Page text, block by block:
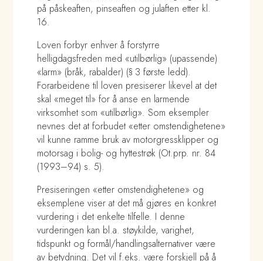
på påskeaften, pinseaften og julaften etter kl.
16.
Loven forbyr enhver å forstyrre
helligdagsfreden med «utilbørlig» (upassende)
«larm» (bråk, rabalder) (§ 3 første ledd).
Forarbeidene til loven presiserer likevel at det
skal «meget til» for å anse en larmende
virksomhet som «utilbørlig». Som eksempler
nevnes det at forbudet «etter omstendighetene»
vil kunne ramme bruk av motorgressklipper og
motorsag i bolig- og hyttestrøk (Ot.prp. nr. 84
(1993–94) s. 5).
Presiseringen «etter omstendighetene» og
eksemplene viser at det må gjøres en konkret
vurdering i det enkelte tilfelle. I denne
vurderingen kan bl.a. støykilde, varighet,
tidspunkt og formål/handlingsalternativer være
av betydning. Det vil f.eks. være forskjell på å